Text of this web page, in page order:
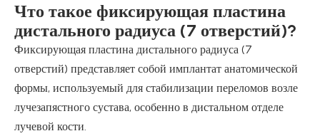
Что такое фиксирующая пластина
дистального радиуса (7 отверстий)?
Фиксирующая пластина дистального радиуса (7
отверстий) представляет собой имплантат анатомической
формы, используемый для стабилизации переломов возле
лучезапястного сустава, особенно в дистальном отделе
лучевой кости.